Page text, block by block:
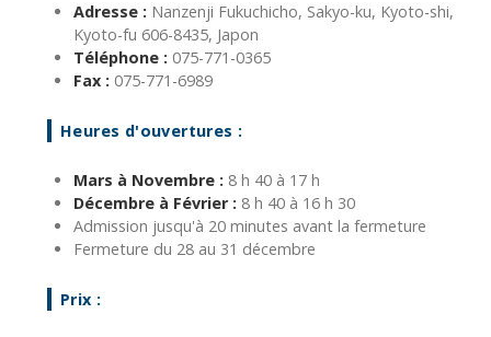
Adresse : Nanzenji Fukuchicho, Sakyo-ku, Kyoto-shi,
Kyoto-fu 606-8435, Japon
Téléphone : 075-771-0365
Fax : 075-771-6989
Heures d'ouvertures :
Mars à Novembre : 8 h 40 à 17 h
Décembre à Février : 8 h 40 à 16 h 30
Admission jusqu'à 20 minutes avant la fermeture
Fermeture du 28 au 31 décembre
Prix :